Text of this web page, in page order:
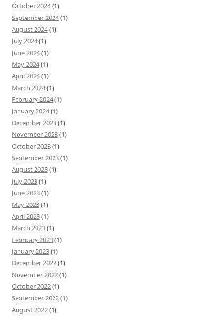
October 2024(1)
September 2024(1)
August 2024(1)
July 2024(1)
June 2024(1)
May 2024(1)
April 2024(1)
March 2024(1)
February 2024(1)
January 2024(1)
December 2023(1)
November 2023(1)
October 2023(1)
September 2023(1)
August 2023(1)
July 2023(1)
June 2023(1)
May 2023(1)
April 2023(1)
March 2023(1)
February 2023(1)
January 2023(1)
December 2022(1)
November 2022(1)
October 2022(1)
September 2022(1)
August 2022(1)